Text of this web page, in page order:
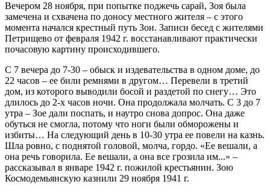
Вечером 28 ноября, при попытке поджечь сарай, Зоя была
замечена и схвачена по доносу местного жителя – с этого
момента начался крестный путь Зои. Записи бесед с жителями
Петрищево от февраля 1942 г. восстанавливают практически
почасовую картину происходившего.
С 7 вечера до 7-30 – обыск и издевательства в одном доме, до
22 часов – ее били ремнями в другом… Перевели в третий
дом, из которого выводили босой и раздетой по снегу… Это
длилось до 2-х часов ночи. Она продолжала молчать. С 3 до 7
утра – Зое дали поспать, и наутро снова допрос. Она даже
обуться не смогла, потому что ноги были обморожены и
избиты… На следующий день в 10-30 утра ее повели на казнь.
Шла ровно, с поднятой головой, молча, гордо. «Ее вешали, а
она речь говорила. Ее вешали, а она все грозила им...» –
рассказывал в январе 1942 г. пожилой крестьянин. Зою
Космодемьянскую казнили 29 ноября 1941 г.